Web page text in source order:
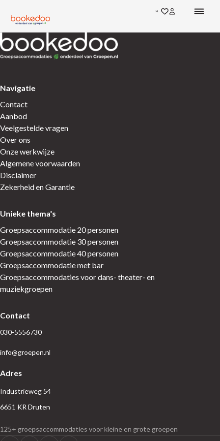
Terug naar de startpagina
Zoeken
Ga naar
Inloggen bij
Terug naar de startpagina
Navigatie
Contact
Aanbod
Veelgestelde vragen
Over ons
Onze werkwijze
Algemene voorwaarden
Disclaimer
Zekerheid en Garantie
Unieke thema's
Groepsaccommodatie 20 personen
Groepsaccommodatie 30 personen
Groepsaccommodatie 40 personen
Groepsaccommodatie met bar
Groepsaccommodaties voor dans- theater- en
muziekgroepen
Contact
030-5556730
info@groepen.nl
Adres
Industrieweg 54
6651 KR Druten
125+ groepsaccommodaties voor kleine en grote groepen